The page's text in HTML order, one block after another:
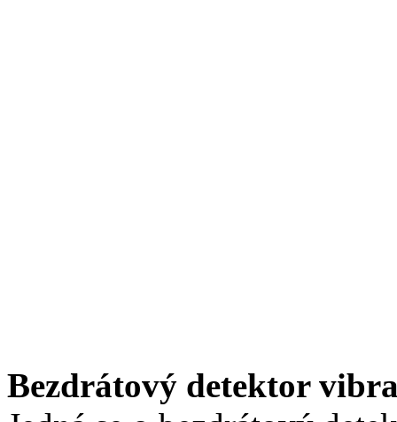
Bezdrátový detektor